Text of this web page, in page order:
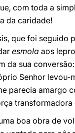
com toda a
da caridade!
que foi seguido
esmola aos
sua
Senhor levou-
parecia amargo
boa obra de